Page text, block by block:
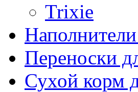
Trixie
Переноски
Сухой корм